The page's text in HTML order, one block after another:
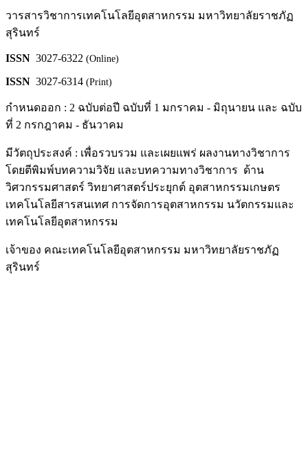
วารสารวิชาการเทคโนโลยีอุตสาหกรรม มหาวิทยาลัยราชภัฏ
สุรินทร์
ISSN 3027-6322 (Online)
ISSN 3027-6314 (Print)
กำหนดออก : 2 ฉบับต่อปี ฉบับที่ 1 มกราคม - มิถุนายน และ ฉบับ
ที่ 2 กรกฎาคม - ธันวาคม
มีวัตถุประสงค์ : เพื่อรวบรวม และเผยแพร่ ผลงานทางวิชาการ
โดยตีพิมพ์บทความวิจัย และบทความทางวิชาการ ด้าน
วิศวกรรมศาสตร์ วิทยาศาสตร์ประยุกต์ อุตสาหกรรมเกษตร
เทคโนโลยีสารสนเทศ การจัดการอุตสาหกรรม นวัตกรรมและ
เทคโนโลยีอุตสาหกรรม
เจ้าของ คณะเทคโนโลยีอุตสาหกรรม มหาวิทยาลัยราชภัฏ
สุรินทร์